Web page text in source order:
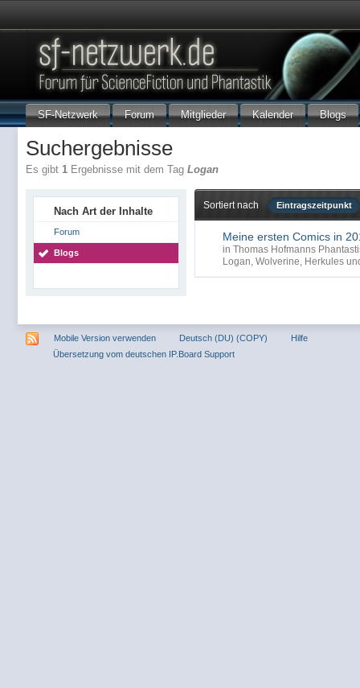
SF-Netzwerk Forum Mitglieder Kalender Blogs
Suchergebnisse
Es gibt 1 Ergebnisse mit dem Tag Logan
Nach Art der Inhalte
Forum
Blogs
Sortiert nach Eintragszeitpunkt
Meine ersten Comics in
in Thomas Hofmanns
Logan, Wolverine, Herkules
Mobile Version verwenden Deutsch (DU) (COPY)
Hilfe
Übersetzung vom deutschen IP.Board Support